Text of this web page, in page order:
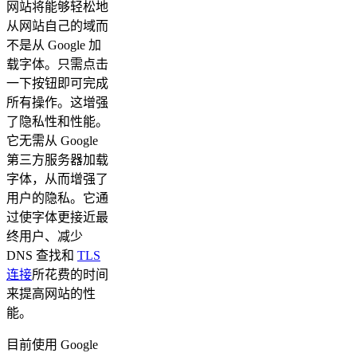
网站将能够轻松地
从网站自己的域而
不是从 Google 加
载字体。只需点击
一下按钮即可完成
所有操作。这增强
了隐私性和性能。
它无需从 Google
第三方服务器加载
字体，从而增强了
用户的隐私。它通
过使字体更接近最
终用户、减少
DNS 查找和 TLS
连接所花费的时间
来提高网站的性
能。
目前使用 Google